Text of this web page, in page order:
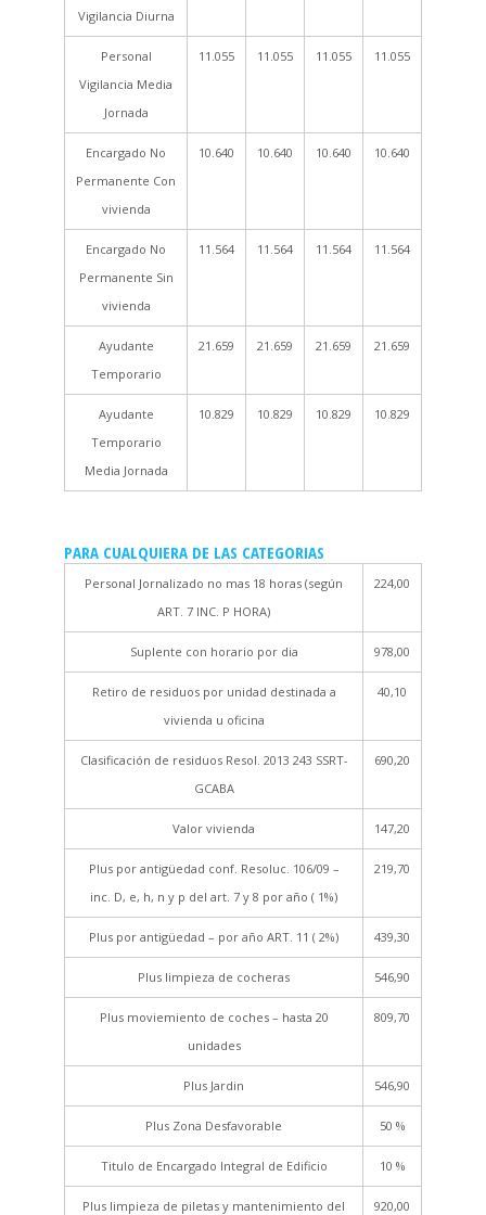
Vigilancia Diurna
Personal
Vigilancia Media
Jornada
11.055 11.055 11.055 11.055
Encargado No
Permanente Con
vivienda
10.640 10.640 10.640 10.640
Encargado No
Permanente Sin
vivienda
11.564 11.564 11.564 11.564
Ayudante
Temporario
21.659 21.659 21.659 21.659
Ayudante
Temporario
Media Jornada
10.829 10.829 10.829 10.829
PARA CUALQUIERA DE LAS CATEGORIAS
Personal Jornalizado no mas 18 horas (según
ART. 7 INC. P HORA)
224,00
Suplente con horario por dia 978,00
Retiro de residuos por unidad destinada a
vivienda u oficina
40,10
Clasificación de residuos Resol. 2013 243 SSRT-
GCABA
690,20
Valor vivienda 147,20
Plus por antigüedad conf. Resoluc. 106/09 –
inc. D, e, h, n y p del art. 7 y 8 por año ( 1%)
219,70
Plus por antigüedad – por año ART. 11 ( 2%) 439,30
Plus limpieza de cocheras 546,90
Plus moviemiento de coches – hasta 20
unidades
809,70
Plus Jardin 546,90
Plus Zona Desfavorable 50 %
Titulo de Encargado Integral de Edificio 10 %
Plus limpieza de piletas y mantenimiento del
920,00